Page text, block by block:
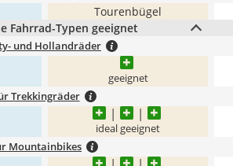
Tourenbügel
Fahrrad-Typen geeignet
und Hollandräder
geeignet
Trekkingräder
ideal geeignet
Mountainbikes